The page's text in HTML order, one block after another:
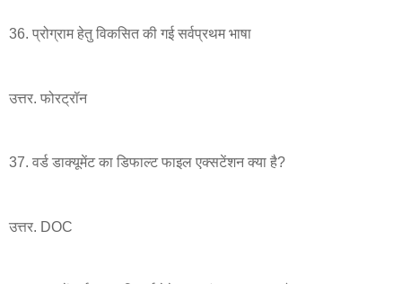
36. प्रोग्राम हेतु विकसित की गई सर्वप्रथम भाषा
उत्तर. फोरट्रॉन
37. वर्ड डाक्यूमेंट का डिफाल्ट फाइल एक्सटेंशन क्या है?
उत्तर. DOC